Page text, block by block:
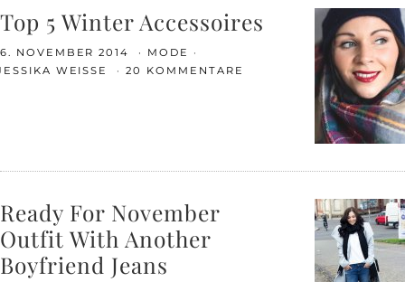
Top 5 Winter Accessoires
6. NOVEMBER 2014
MODE
WEISSE
20 KOMMENTARE
Ready For November
Outfit With Another
Boyfriend Jeans